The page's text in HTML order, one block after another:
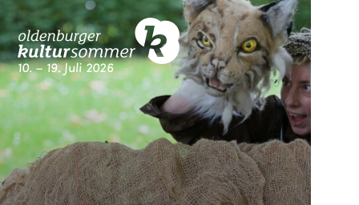
Skip
to
content
Kultursommer Oldenburg
10. – 19. Juli 2026